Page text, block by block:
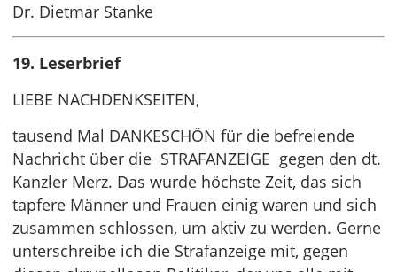
Dr. Dietmar Stanke
19. Leserbrief
LIEBE NACHDENKSEITEN,
tausend Mal DANKESCHÖN für die befreiende
Nachricht über die STRAFANZEIGE gegen den dt.
Kanzler Merz. Das wurde höchste Zeit, das sich
tapfere Männer und Frauen einig waren und sich
zusammen schlossen, um aktiv zu werden. Gerne
unterschreibe ich die Strafanzeige mit, gegen